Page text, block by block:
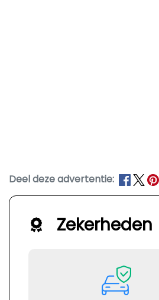
Deel deze advertentie:
Zekerheden